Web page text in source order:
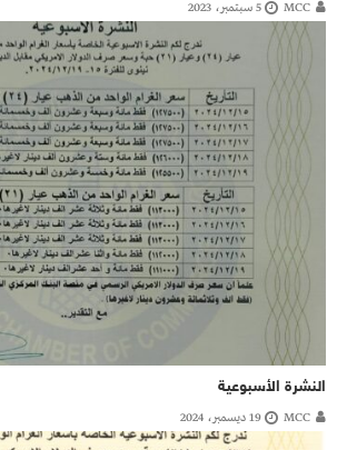
MCC 5 سبتمبر، 2023
النشرة الأسبوعية
MCC 19 ديسمبر، 2024